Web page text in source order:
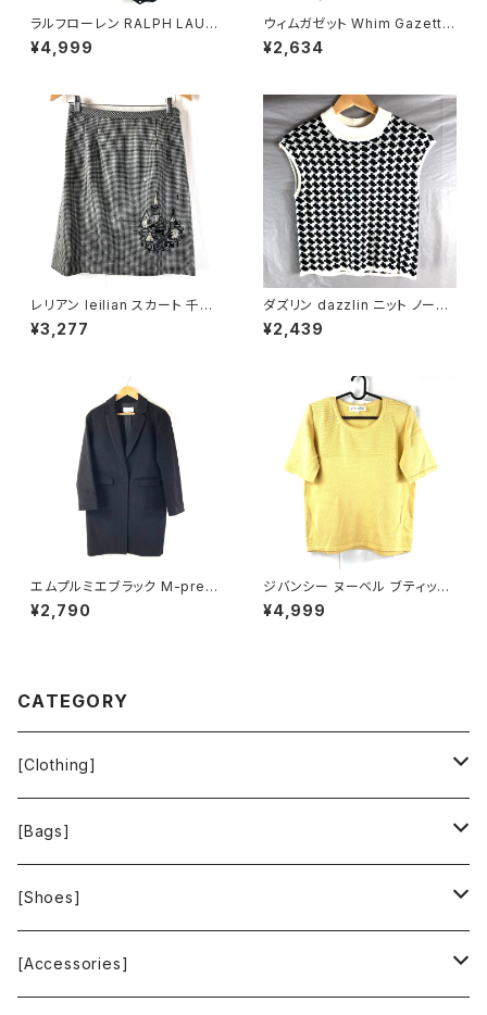
ラルフローレン RALPH LAURE
N ワンピース 七分袖 ドット 黒
4pサイズ 921474
¥4,999
ウィムガゼット Whim Gazette
スカート ロング フレア 無地 レ
ーヨン ウエストゴム ベージュ系
¥2,634
レリアン leilian スカート 千鳥
柄 刺繍 ビーズ 裏地付き スリッ
ト 黒系 11サイズ 944174
¥3,277
ダズリン dazzlin ニット ノース
リーブ 千鳥柄 白 黒 Sサイズ 9
44173
¥2,439
エムプルミエブラック M-premi
er BLACK コート 日本製 無地
スナップボタン ポケット 黒 36
¥2,790
ジバンシー ヌーベル ブティック
GIVENCHY NOUVELLE BOU
TIQUE トップス 半袖 肩パッド
¥4,999
CATEGORY
[Clothing]
Krochet Kids International
[Bags]
BAGGU
FOOD TEXTILE
[Shoes]
TOMS
[Accessories]